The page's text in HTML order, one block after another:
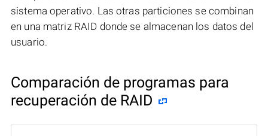
sistema operativo. Las otras particiones se combinan
en una matriz RAID donde se almacenan los datos del
usuario.
Comparación de programas para
recuperación de RAID